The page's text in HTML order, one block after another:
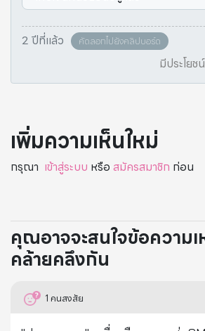
2 ปีที่แล้ว คัดลอกไปยังคลิปบอร์ด
มีประโยช
เพิ่มความเห็นใหม่
กรุณา เข้าสู่ระบบ หรือ สมัครสมาชิก ก่อน
คุณอาจจะสนใจข้อความ
คล้ายคลึงกัน
1 คนสงสัย